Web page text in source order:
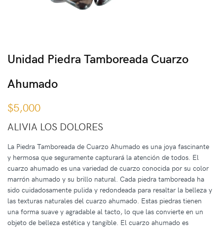
Unidad Piedra Tamboreada Cuarzo
Ahumado
$5,000
ALIVIA LOS DOLORES
La Piedra Tamboreada de Cuarzo Ahumado es una joya fascinante
y hermosa que seguramente capturará la atención de todos. El
cuarzo ahumado es una variedad de cuarzo conocida por su color
marrón ahumado y su brillo natural. Cada piedra tamboreada ha
sido cuidadosamente pulida y redondeada para resaltar la belleza y
las texturas naturales del cuarzo ahumado. Estas piedras tienen
una forma suave y agradable al tacto, lo que las convierte en un
objeto de belleza estética y tangible. El cuarzo ahumado es